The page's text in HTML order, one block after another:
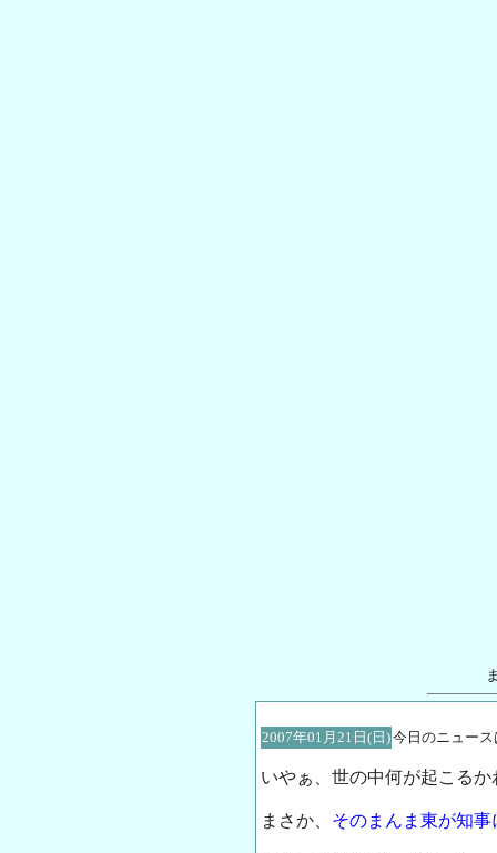
2007年01月21日(日)今日のニュー
いやぁ、世の中何が起こる
まさか、 そのまんま東が知事